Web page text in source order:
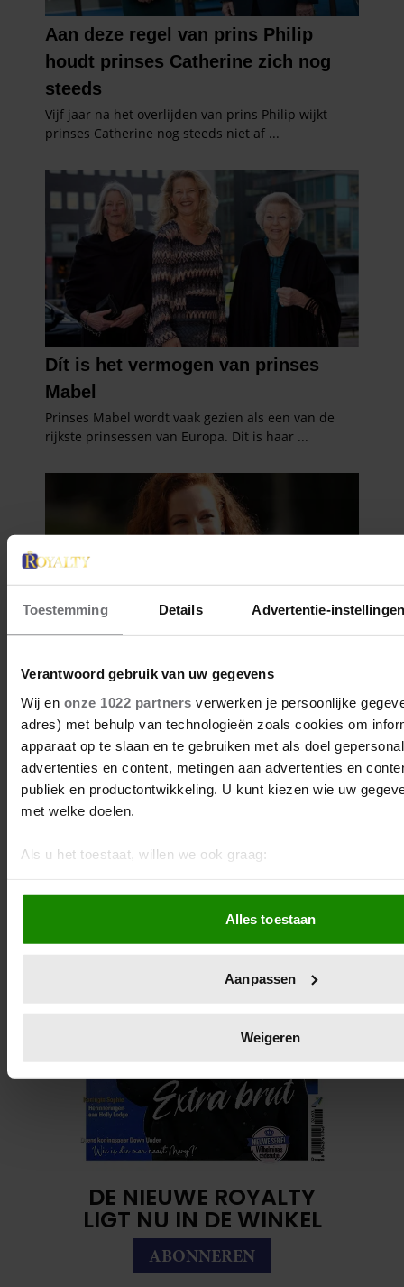
Toestemming Details Advertentie-instellingen
Verantwoord gebruik van uw gegevens
Wij en onze 1022 partners verwerken je persoonlijke
adres) met behulp van technologieën zoals cookies om
apparaat op te slaan en te gebruiken met als doel
advertenties en content, metingen aan advertenties en
publiek en productontwikkeling. U kunt kiezen wie uw
met welke doelen.
Als u het toestaat, willen we ook graag:
meter nauwkeurig kan zijn
Uw apparaat identificeren door het actief te scannen
eigenschappen (fingerprinting)
in. U kunt uw
functies voor social media te bieden en om ons
Ook delen we informatie over uw gebruik van onze site met
social media, adverteren en analyse. Deze partners kunnen
combineren met andere informatie die u aan ze heeft
verzameld op basis van uw gebruik van hun services. U
Alles toestaan
Aanpassen
Weigeren
DE NIEUWE ROYALTY
LIGT NU IN DE WINKEL
ABONNEREN